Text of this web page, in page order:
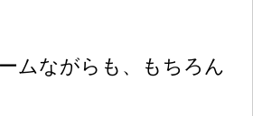
ムながらも、もちろん